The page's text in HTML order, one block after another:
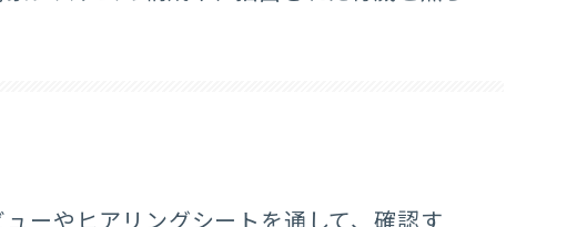
ーやヒアリングシートを通して、確認す